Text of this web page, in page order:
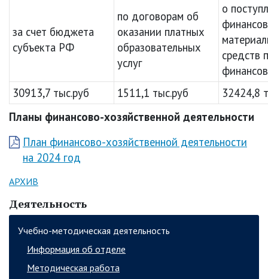
Деятельность
Учебно-методическая деятельность
Информация об отделе
Методическая работа
за счет бюджета
субъекта РФ
по договорам об
оказании платных
образовательных
услуг
о
средств
30913,7 тыс.руб
1511,1 тыс.руб
32424,8
Планы финансово-хозяйственной деятельности
План финансово-хозяйственной деятельности
на 2024 год
АРХИВ